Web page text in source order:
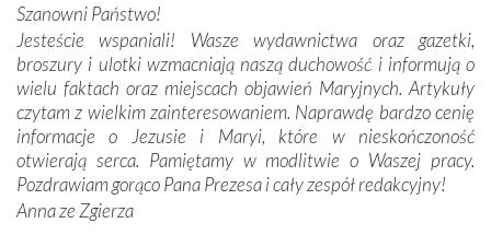
budowniczych.
Podążyliśmy też śladami fatimskich wizjonerów – Łucji
dos Santos oraz świętych Hiacynty i Franciszka Marto.
Modliliśmy się przy ich grobach. Odprawiliśmy Drogę
Krzyżową w ich rodzinnych stronach, odwiedziliśmy
domy, w których żyli.
W miejscu objawień Matki Bożej zapaliliśmy świece
Szanowni Państwo!
Jesteście wspaniali! Wasze wydawnictwa oraz gazetki,
broszury i ulotki wzmacniają naszą duchowość i informują o
wielu faktach oraz miejscach objawień Maryjnych. Artykuły
czytam z wielkim zainteresowaniem. Naprawdę bardzo cenię
informacje o Jezusie i Maryi, które w nieskończoność
otwierają serca. Pamiętamy w modlitwie o Waszej pracy.
Pozdrawiam gorąco Pana Prezesa i cały zespół redakcyjny!
Anna ze Zgierza